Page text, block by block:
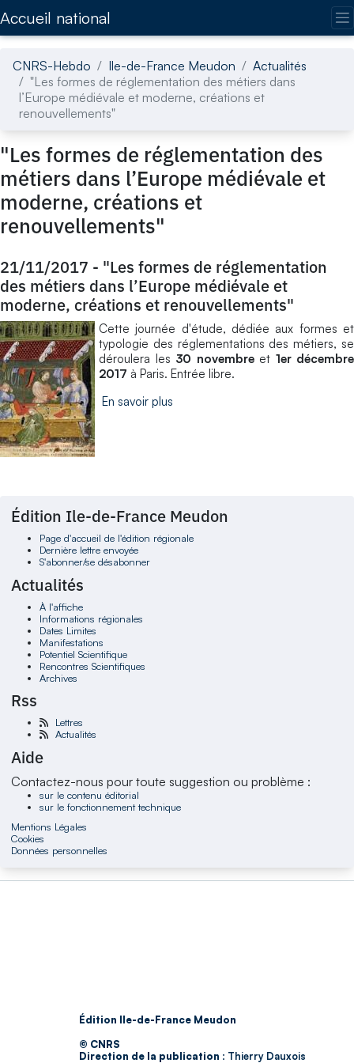
Accueil national
CNRS-Hebdo Ile-de-France Meudon
Actualités
"Les formes de réglementation des métiers dans
l’Europe médiévale et moderne, créations et
renouvellements"
"Les formes de réglementation des
métiers dans l’Europe médiévale et
moderne, créations et
renouvellements"
21/11/2017 - "Les formes de réglementation
des métiers dans l’Europe médiévale et
moderne, créations et renouvellements"
Cette journée d'étude, dédiée aux formes et
typologie des réglementations des métiers, se
déroulera les 30 novembreet 1er décembre
2017 à Paris. Entrée libre.
En savoir plus
Édition Ile-de-France Meudon
Page d'accueil de l'édition régionale
Dernière lettre envoyée
S'abonner/se désabonner
Actualités
À l'affiche
Informations régionales
Dates Limites
Manifestations
Potentiel Scientifique
Rencontres Scientifiques
Archives
Rss
Lettres
Actualités
Aide
Contactez-nous pour toute suggestion ou problème :
sur le contenu éditorial
sur le fonctionnement technique
Mentions Légales
Cookies
Données personnelles
Édition Ile-de-France Meudon
© CNRS
Direction de la publication : Thierry Dauxois